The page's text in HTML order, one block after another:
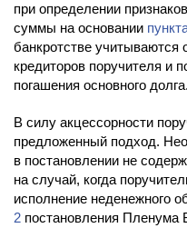
при определении
суммы на основании
банкротстве учитываются
кредиторов поручителя и
погашения основного долга.
В силу акцессорности
предложенный подход.
в постановлении не
на случай, когда
исполнение неденежного
2 постановления Пленума